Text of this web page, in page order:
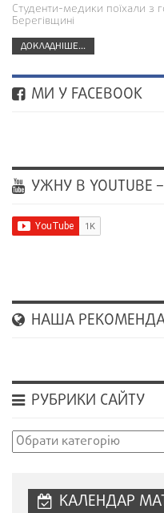
Студенти-медики поїхали з
Берегівщині
ДОКЛАДНІШЕ...
МИ У FACEBOOK
УЖНУ В
НАША
РУБРИКИ САЙТУ
Рубрики
КАЛЕНДАР